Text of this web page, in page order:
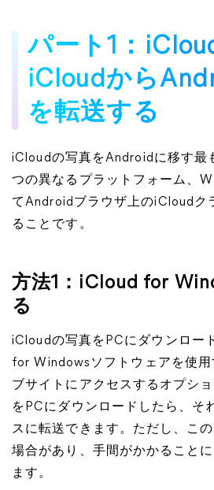
パート1：
iCloudから
を転送する
iCloudの写真をAndroidに移す最
つの異なるプラットフォーム、
てAndroidブラウザ上のiCloudク
ることです。
方法1：iCloud for
る
iCloudの写真をPCにダウンロー
for Windowsソフトウェアを使
ブサイトにアクセスするオプシ
をPCにダウンロードしたら、そ
スに転送できます。ただし、こ
場合があり、手間がかかること
ます。